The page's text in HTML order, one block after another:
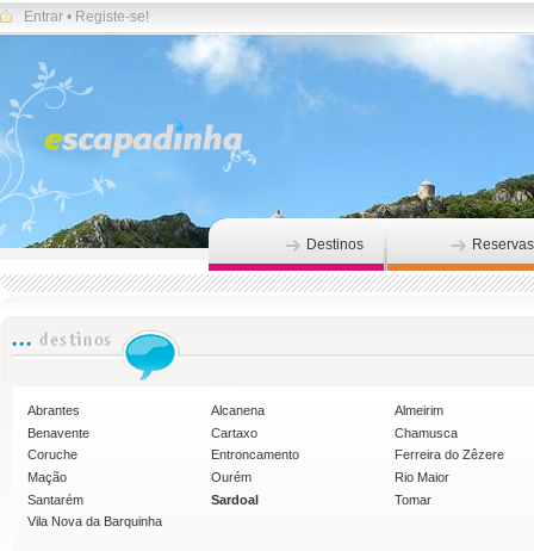
Entrar • Registe-se!
Destinos Reservas
Abrantes Alcanena
Almeirim
Benavente
Cartaxo
Chamusca
Coruche
Entroncamento
Ferreira do Zêzere
Mação
Ourém
Rio Maior
Santarém
Sardoal
Tomar
Vila Nova da Barquinha